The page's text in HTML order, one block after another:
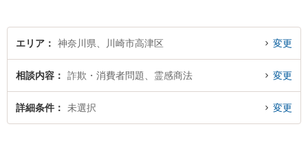
口駅5分】【電話・メール・W
EB相談も対応】
エリア 神奈川県、川崎市高津区 変更
相談内容 詐欺・消費者問題、霊感商法 変更
詳細条件 未選択 変更